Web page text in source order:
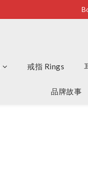
立即加入會
戒指 Rings
品牌故事